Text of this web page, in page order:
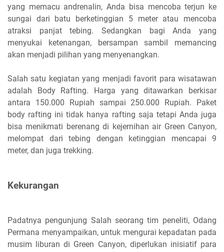
yang memacu andrenalin, Anda bisa mencoba terjun ke
sungai dari batu berketinggian 5 meter atau mencoba
atraksi panjat tebing. Sedangkan bagi Anda yang
menyukai ketenangan, bersampan sambil memancing
akan menjadi pilihan yang menyenangkan.
Salah satu kegiatan yang menjadi favorit para wisatawan
adalah Body Rafting. Harga yang ditawarkan berkisar
antara 150.000 Rupiah sampai 250.000 Rupiah. Paket
body rafting ini tidak hanya rafting saja tetapi Anda juga
bisa menikmati berenang di kejernihan air Green Canyon,
melompat dari tebing dengan ketinggian mencapai 9
meter, dan juga trekking.
Kekurangan
Padatnya pengunjung Salah seorang tim peneliti, Odang
Permana menyampaikan, untuk mengurai kepadatan pada
musim liburan di Green Canyon, diperlukan inisiatif para